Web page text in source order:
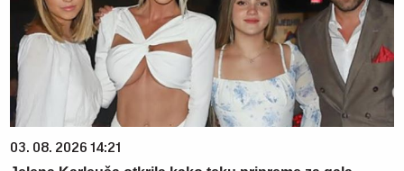
03. 08. 2026 14:21